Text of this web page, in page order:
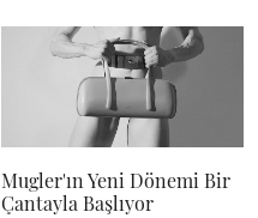
Mugler'ın Yeni Dönemi Bir
Çantayla Başlıyor